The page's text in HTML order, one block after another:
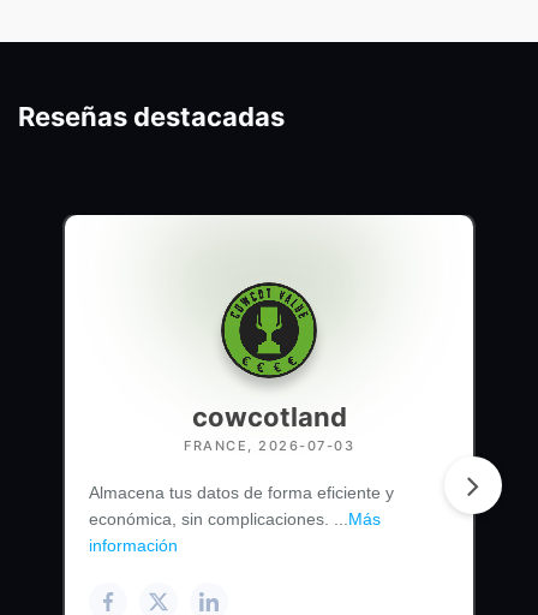
Reseñas destacadas
cowcotland
FRANCE, 2026-07-03
Almacena tus datos de forma eficiente y
económica, sin complicaciones. ... Más
información